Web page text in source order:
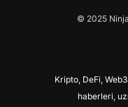
© 2025 Ninja
Kripto, DeFi,
haberleri,